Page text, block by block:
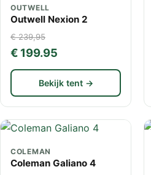
OUTWELL
Outwell Nexion 2
€ 239,95
€ 199.95
Bekijk tent →
COLEMAN
Coleman Galiano 4